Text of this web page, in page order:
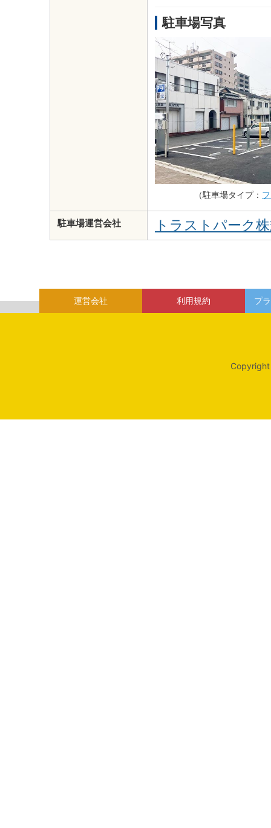
駐車場写真
（駐車場タイプ：
駐車場運営会社 トラストパーク
運営会社 利用規約 プ